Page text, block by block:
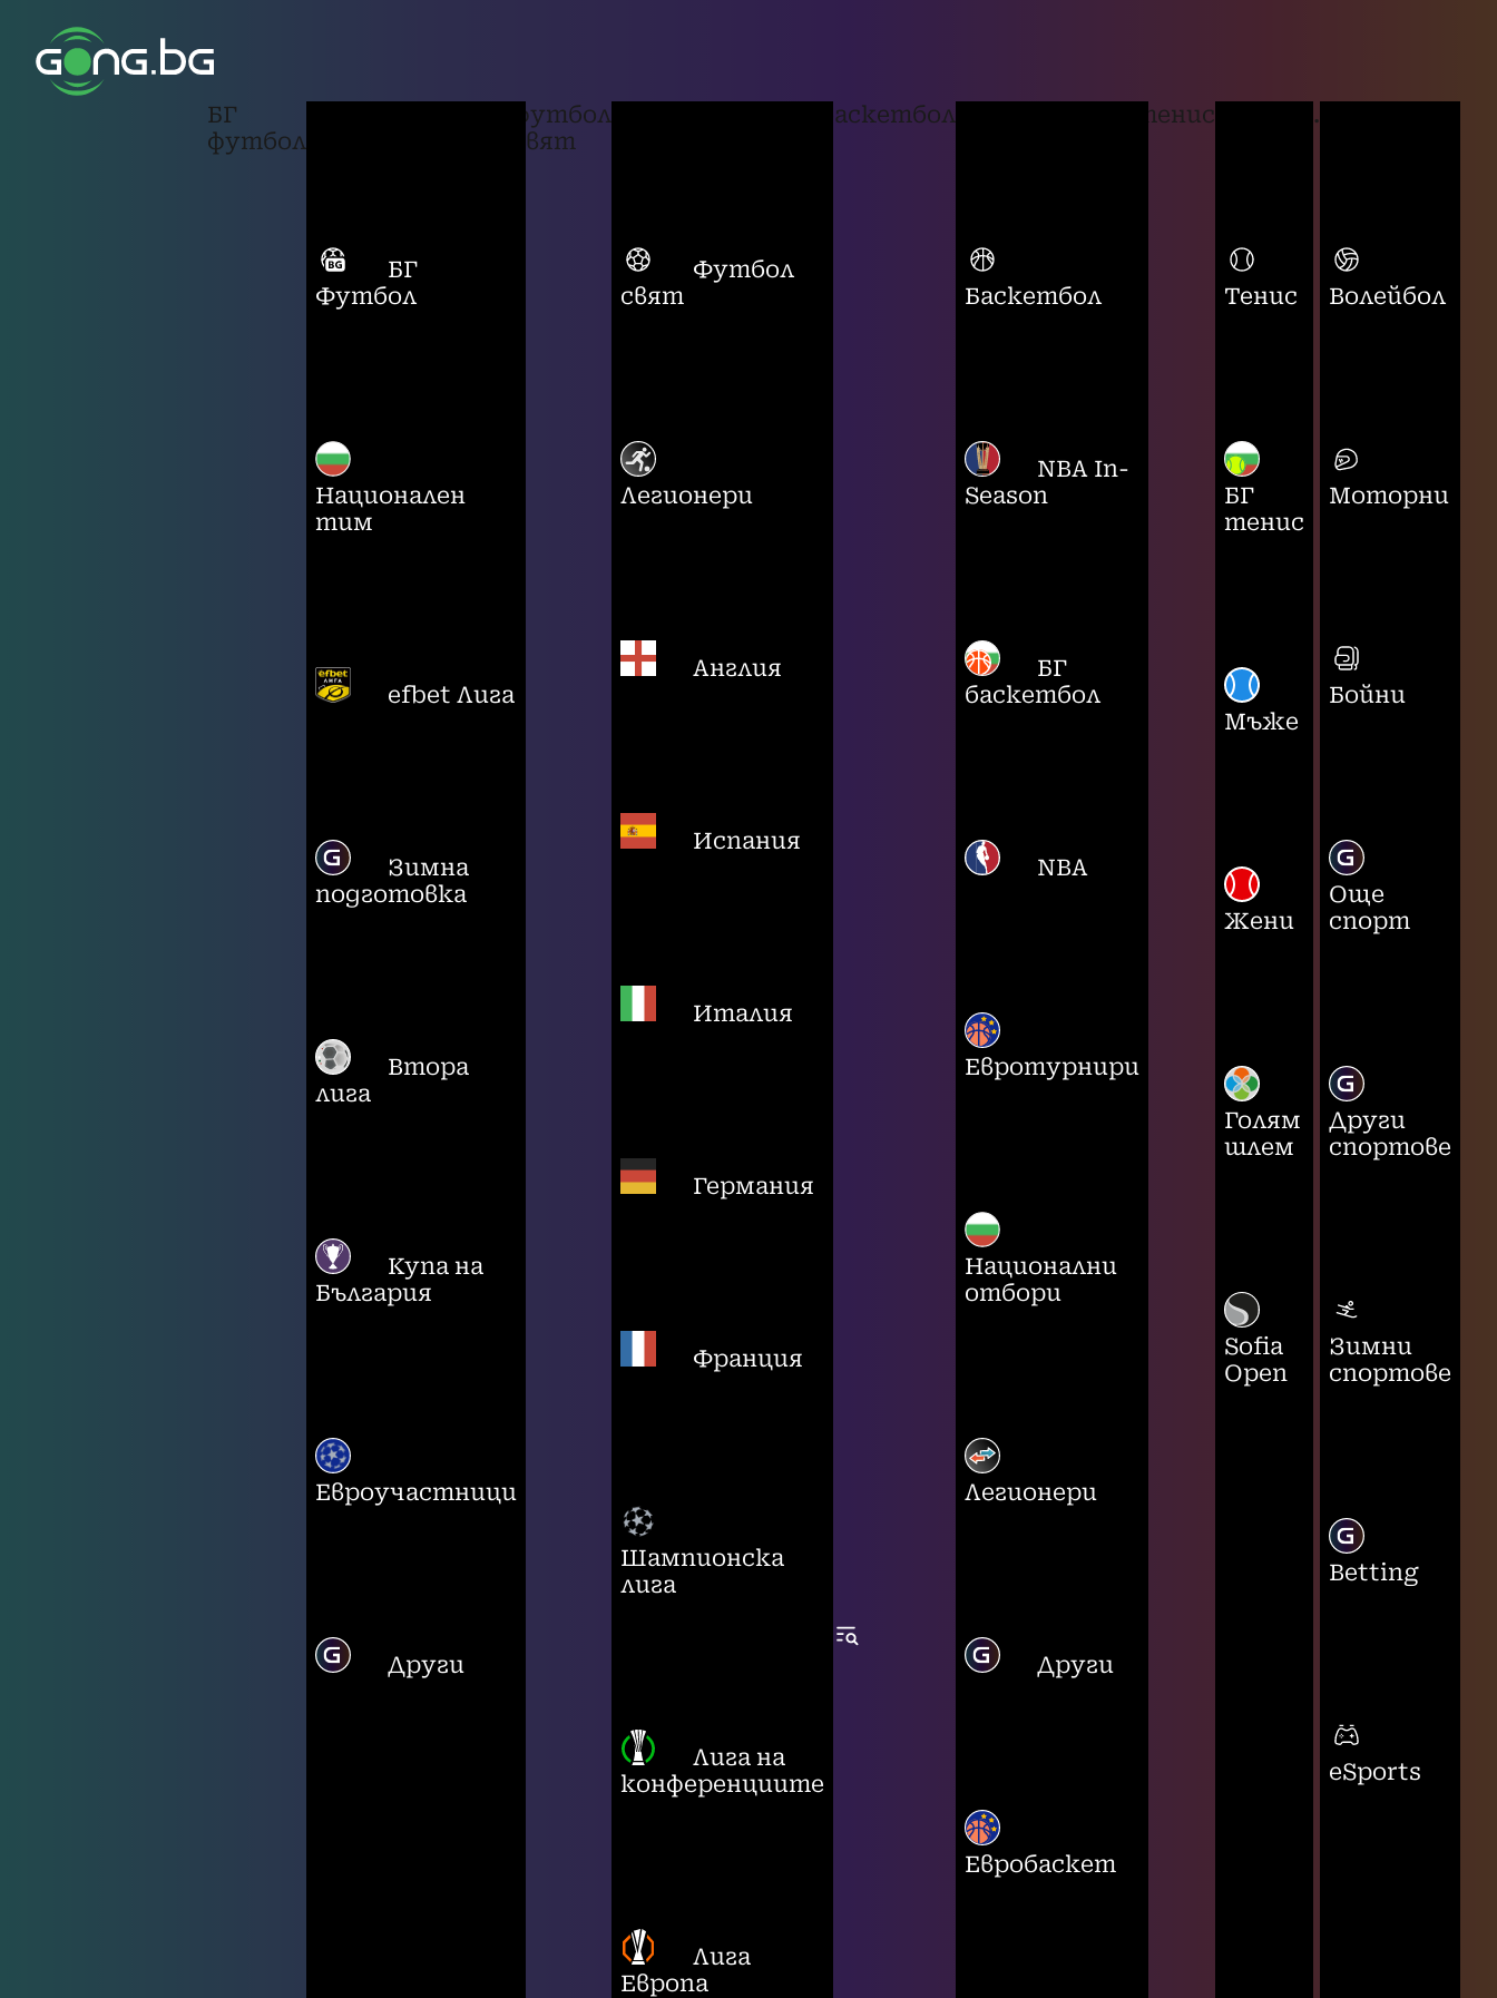
БГ
футбол
БГ
Футбол
Национален
тим
efbet Лига
Зимна
подготовка
Втора
лига
Купа на
България
Евроучастници
Други
футбол
свят
Футбол
свят
Легионери
Англия
Испания
Италия
Германия
Франция
Шампионска
лига
Лига на
конференциите
Лига
Европа
баскетбол
Баскетбол
NBA In-
Season
БГ
баскетбол
NBA
Евротурнири
Национални
отбори
Легионери
Други
Евробаскет
тенис
Тенис
БГ
тенис
Мъже
Жени
Голям
шлем
Sofia
Open
...
Волейбол
Моторни
Бойни
Още
спорт
Други
спортове
Зимни
спортове
Betting
eSports